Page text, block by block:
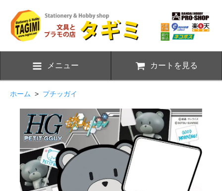
メニュー カートを見る
ホーム > プチッガイ